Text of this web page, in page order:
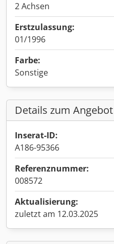
2 Achsen
Erstzulassung:
01/1996
Farbe:
Sonstige
Details zum Angebot
Inserat-ID:
A186-95366
Referenznummer:
008572
Aktualisierung:
zuletzt am 12.03.2025